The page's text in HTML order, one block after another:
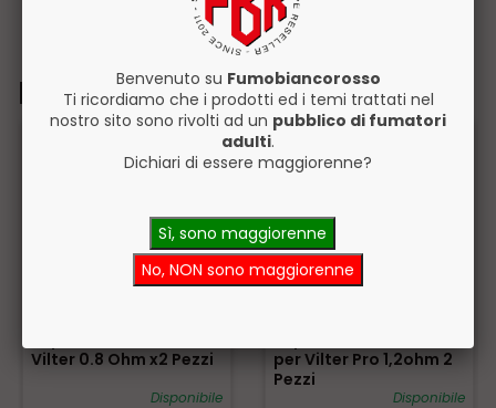
Prodotti Correlati
Vilter 0.8 Ohm x2 Pezzi
Disponibile
per Vilter Pro 1,2ohm 2
Pezzi
Disponibile
Benvenuto su Fumobiancorosso
Ti ricordiamo che i prodotti ed i temi trattati nel
nostro sito sono rivolti ad un pubblico di fumatori
adulti.
Dichiari di essere maggiorenne?
Sì, sono maggiorenne
No, NON sono maggiorenne